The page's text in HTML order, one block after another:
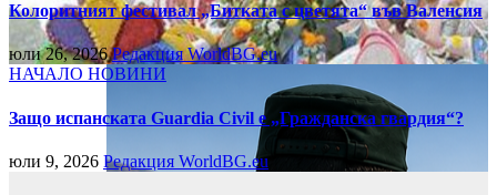
Колоритният фестивал „Битката с цветята“ във Валенсия
юли 26, 2026Редакция WorldBG.eu
НАЧАЛО НОВИНИ
Защо испанската Guardia Civil е „Гражданска гвардия“?
юли 9, 2026 Редакция WorldBG.eu